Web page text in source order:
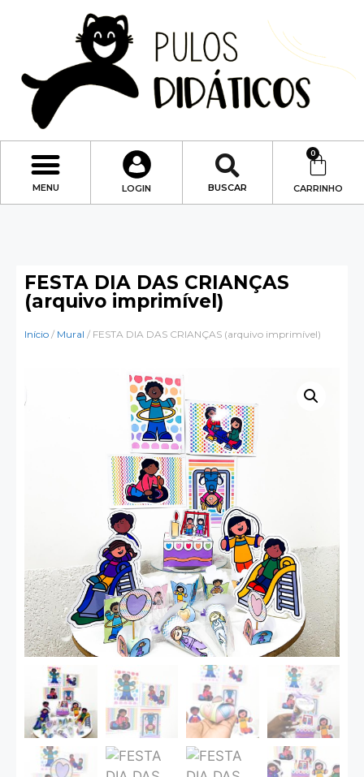
MENU LOGIN BUSCAR
0
CARRINHO
FESTA DIA DAS CRIANÇAS
(arquivo imprimível)
Início / Mural / FESTA DIA DAS CRIANÇAS (arquivo imprimível)